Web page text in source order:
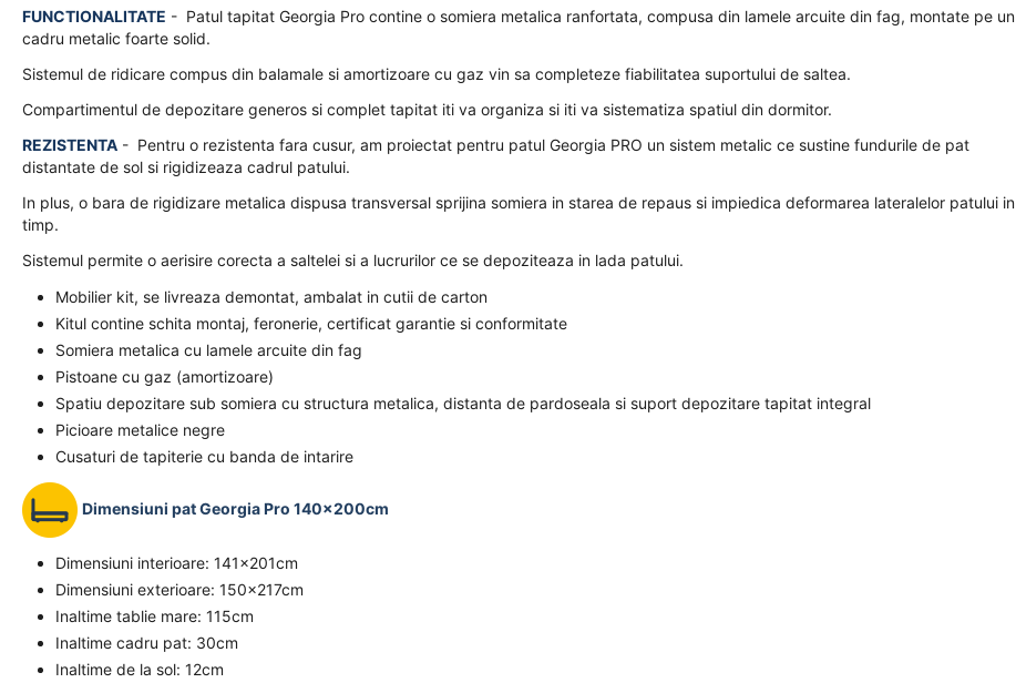
FUNCTIONALITATE - Patul tapitat Georgia Pro contine o somiera metalica ranfortata, compusa din lamele arcuite din fag, montate pe un
cadru metalic foarte solid.
Sistemul de ridicare compus din balamale si amortizoare cu gaz vin sa completeze fiabilitatea suportului de saltea.
Compartimentul de depozitare generos si complet tapitat iti va organiza si iti va sistematiza spatiul din dormitor.
REZISTENTA - Pentru o rezistenta fara cusur, am proiectat pentru patul Georgia PRO un sistem metalic ce sustine fundurile de pat
distantate de sol si rigidizeaza cadrul patului.
In plus, o bara de rigidizare metalica dispusa transversal sprijina somiera in starea de repaus si impiedica deformarea lateralelor patului in
timp.
Sistemul permite o aerisire corecta a saltelei si a lucrurilor ce se depoziteaza in lada patului.
Mobilier kit, se livreaza demontat, ambalat in cutii de carton
Kitul contine schita montaj, feronerie, certificat garantie si conformitate
Somiera metalica cu lamele arcuite din fag
Pistoane cu gaz (amortizoare)
Spatiu depozitare sub somiera cu structura metalica, distanta de pardoseala si suport depozitare tapitat integral
Picioare metalice negre
Cusaturi de tapiterie cu banda de intarire
Dimensiuni pat Georgia Pro 140x200cm
Dimensiuni interioare: 141x201cm
Dimensiuni exterioare: 150x217cm
Inaltime tablie mare: 115cm
Inaltime cadru pat: 30cm
Inaltime de la sol: 12cm